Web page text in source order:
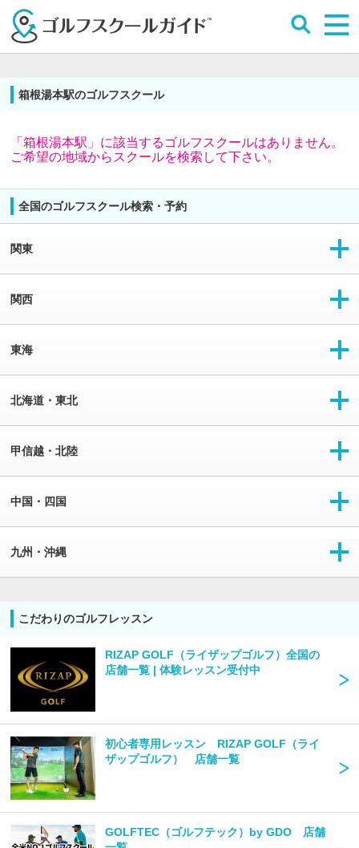
箱根湯本駅のゴルフスクール
「箱根湯本駅」に該当するゴルフスクールはありません。
ご希望の地域からスクールを検索して下さい。
全国のゴルフスクール検索・予約
関東
関西
東海
北海道・東北
甲信越・北陸
中国・四国
九州・沖縄
こだわりのゴルフレッスン
RIZAP GOLF（ライザップゴルフ）全国の
店舗一覧 | 体験レッスン受付中
初心者専用レッスン RIZAP GOLF（ライ
ザップゴルフ） 店舗一覧
GOLFTEC（ゴルフテック）by GDO 店舗